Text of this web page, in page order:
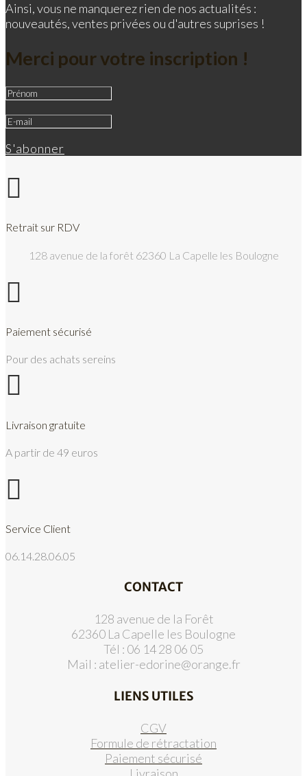
Ainsi, vous ne manquerez rien de nos actualités :
nouveautés, ventes privées ou d'autres suprises !
Merci pour votre inscription !
S'abonner

Retrait sur RDV
128 avenue de la forêt 62360 La Capelle les Boulogne

Paiement sécurisé
Pour des achats sereins

Livraison gratuite
A partir de 49 euros

Service Client
06.14.28.06.05
CONTACT
128 avenue de la Forêt
62360 La Capelle les Boulogne
Tél : 06 14 28 06 05
Mail : atelier-edorine@orange.fr
LIENS UTILES
CGV
Formule de rétractation
Paiement sécurisé